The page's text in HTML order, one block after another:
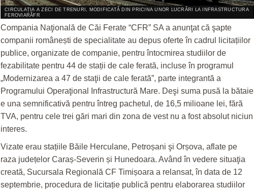
CIRCULAȚIA A ZECI DE TRENURI, MODIFICATĂ DIN PRICINA UNOR LUCRĂRI LA INFRASTRUCTURA
FEROVIARĂFR
Compania Naţională de Căi Ferate “CFR” SA a anunţat că şapte
companii românești de specialitate au depus oferte în cadrul licitațiilor
publice, organizate de companie, pentru întocmirea studiilor de
fezabilitate pentru 44 de stații de cale ferată, incluse în programul
„Modernizarea a 47 de staţii de cale ferată”, parte integrantă a
Programului Operaţional Infrastructură Mare. Deşi suma pusă la bătaie
e una semnificativă pentru întreg pachetul, de 16,5 milioane lei, fără
TVA, pentru cele trei gări mari din zona de vest nu a fost absolut niciun
interes.
Vizate erau stațiile Băile Herculane, Petroșani şi Orșova, aflate pe
raza județelor Caraș-Severin și Hunedoara. Având în vedere situaţia
creată, Sucursala Regională CF Timișoara a relansat, în data de 12
septembrie, procedura de licitație publică pentru elaborarea studiilor